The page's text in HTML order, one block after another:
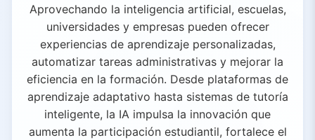
Aprovechando la inteligencia artificial, escuelas,
universidades y empresas pueden ofrecer
experiencias de aprendizaje personalizadas,
automatizar tareas administrativas y mejorar la
eficiencia en la formación. Desde plataformas de
aprendizaje adaptativo hasta sistemas de tutoría
inteligente, la IA impulsa la innovación que
aumenta la participación estudiantil, fortalece el